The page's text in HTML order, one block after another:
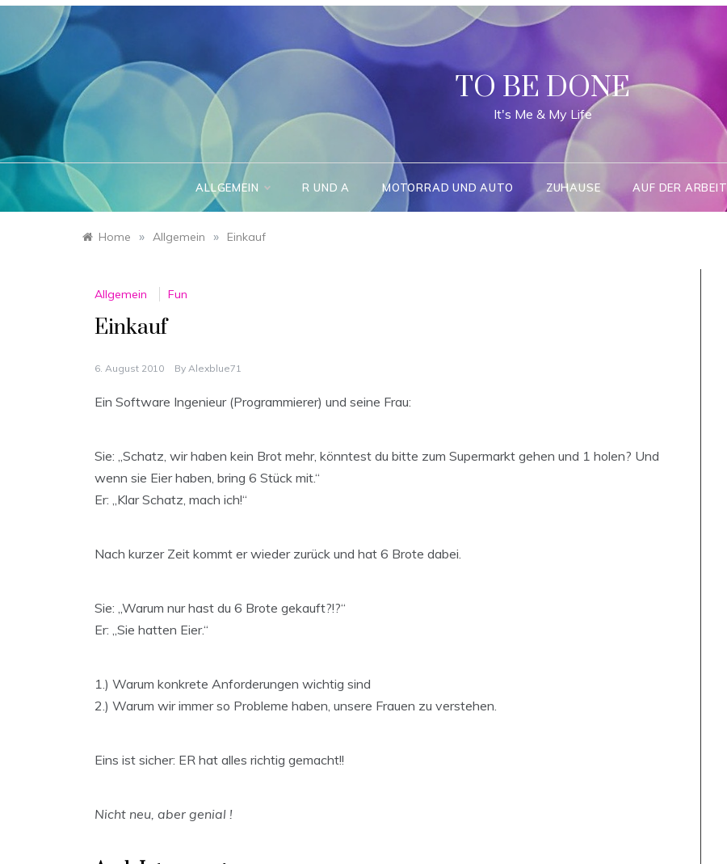
Skip
TO BE DONE
It's Me & My Life
ALLGEMEIN R UND A MOTORRAD UND AUTO ZUHAUSE AUF DER ARBEIT
Home » Allgemein » Einkauf
Allgemein Fun
Einkauf
6. August 2010 By Alexblue71
Ein Software Ingenieur (Programmierer) und seine Frau:
Sie: „Schatz, wir haben kein Brot mehr, könntest du bitte zum Supermarkt gehen und 1 holen? Und
wenn sie Eier haben, bring 6 Stück mit.“
Er: „Klar Schatz, mach ich!“
Nach kurzer Zeit kommt er wieder zurück und hat 6 Brote dabei.
Sie: „Warum nur hast du 6 Brote gekauft?!?“
Er: „Sie hatten Eier.“
1.) Warum konkrete Anforderungen wichtig sind
2.) Warum wir immer so Probleme haben, unsere Frauen zu verstehen.
Eins ist sicher: ER hat alles richtig gemacht!!
Nicht neu, aber genial !